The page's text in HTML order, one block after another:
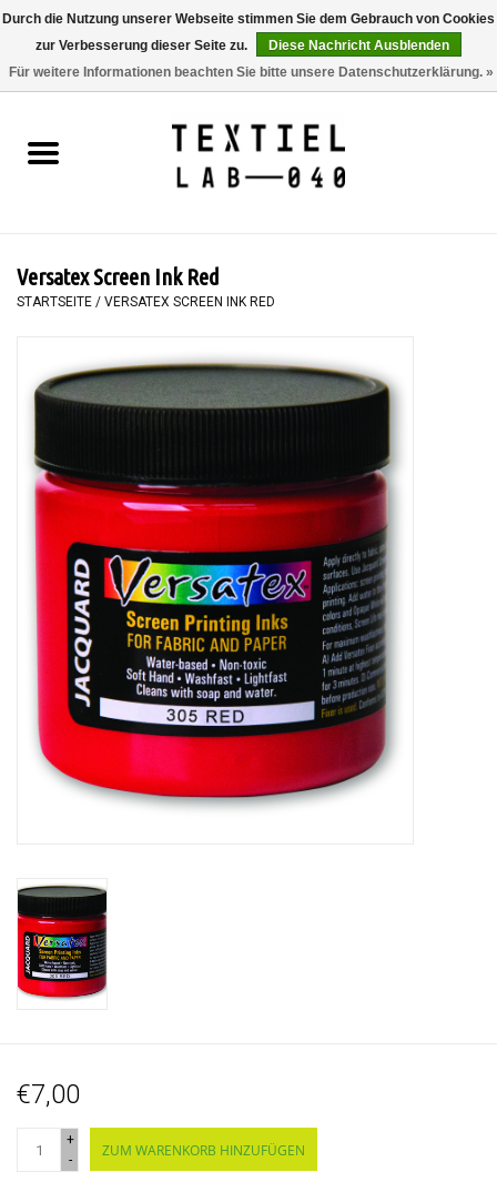
0 Artikel - €0,00
BÜCHER
MALEN
SPECIALS
WERKZEUGE
Versatex Screen Ink Red
STARTSEITE / VERSATEX SCREEN INK RED
€7,00
+
-
ZUM WARENKORB HINZUFÜGEN
Durch die Nutzung unserer Webseite stimmen Sie dem Gebrauch von Cookies
zur Verbesserung dieser Seite zu.
Diese Nachricht Ausblenden
Für weitere Informationen beachten Sie bitte unsere Datenschutzerklärung. »